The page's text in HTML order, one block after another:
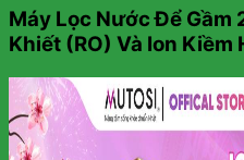
Máy Lọc Nước Để Gầm
Khiết (RO) Và Ion Kiềm